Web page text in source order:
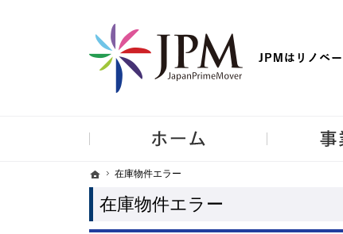
ホーム
在庫物件エラー
在庫物件エラー
ホーム
在庫物件エラー